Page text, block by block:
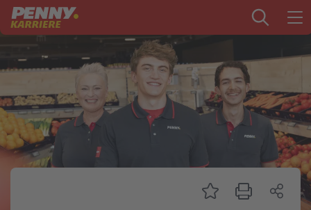
Zum Inhalt springen
Startseite
PENNY als Arbeitgeber
Ausbildung